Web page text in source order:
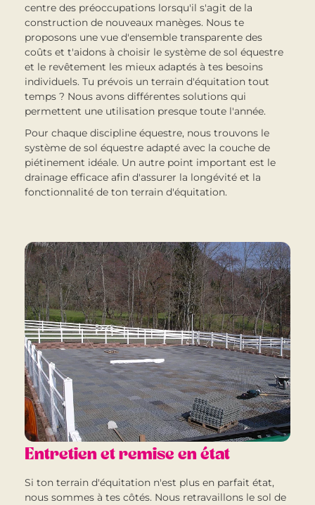
centre des préoccupations lorsqu'il s'agit de la
construction de nouveaux manèges. Nous te
proposons une vue d'ensemble transparente des
coûts et t'aidons à choisir le système de sol équestre
et le revêtement les mieux adaptés à tes besoins
individuels. Tu prévois un terrain d'équitation tout
temps ? Nous avons différentes solutions qui
permettent une utilisation presque toute l'année.
Pour chaque discipline équestre, nous trouvons le
système de sol équestre adapté avec la couche de
piétinement idéale. Un autre point important est le
drainage efficace afin d'assurer la longévité et la
fonctionnalité de ton terrain d'équitation.
Entretien et remise en état
Si ton terrain d'équitation n'est plus en parfait état,
nous sommes à tes côtés. Nous retravaillons le sol de